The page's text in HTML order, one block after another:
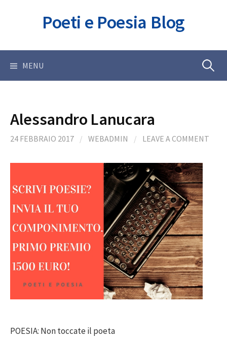
Poeti e Poesia Blog
MENU Ricerca
Alessandro Lanucara
24 FEBBRAIO 2017 / WEBADMIN / LEAVE A COMMENT
POESIA: Non toccate il poeta